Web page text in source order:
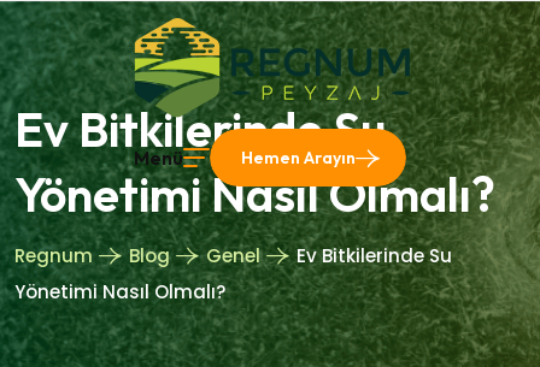
Menü Hemen Arayın
Ev Bitkilerinde Su
Yönetimi Nasıl Olmalı?
Regnum Blog Genel
Ev Bitkilerinde Su
Yönetimi Nasıl Olmalı?